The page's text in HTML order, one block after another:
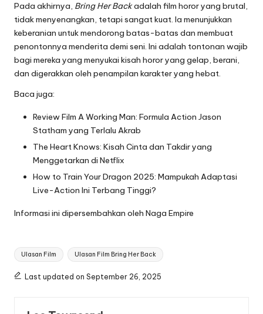
Pada akhirnya, Bring Her Backadalah film horor yang brutal,
tidak menyenangkan, tetapi sangat kuat. Ia menunjukkan
keberanian untuk mendorong batas-batas dan membuat
penontonnya menderita demi seni. Ini adalah tontonan wajib
bagi mereka yang menyukai kisah horor yang gelap, berani,
dan digerakkan oleh penampilan karakter yang hebat.
Baca juga:
Review Film A Working Man: Formula Action Jason
Statham yang Terlalu Akrab
The Heart Knows: Kisah Cinta dan Takdir yang
Menggetarkan di Netflix
How to Train Your Dragon 2025: Mampukah Adaptasi
Live-Action Ini Terbang Tinggi?
Informasi ini dipersembahkan oleh Naga Empire
Tags:
Ulasan Film Ulasan Film Bring Her Back
Last updated on September 26, 2025